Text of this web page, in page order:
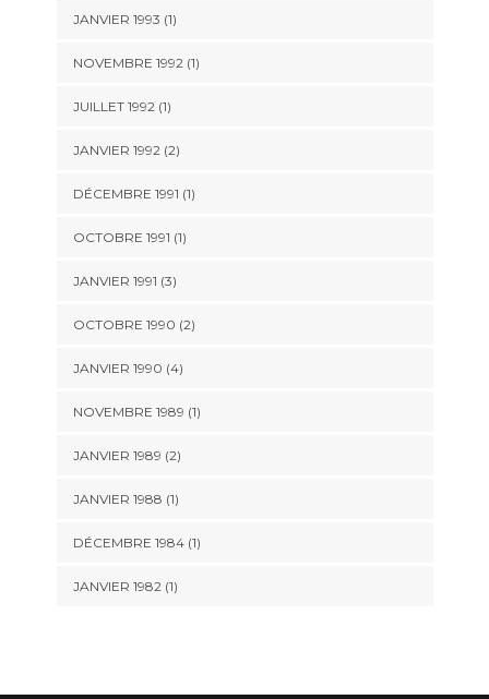
JANVIER 1993 (1)
NOVEMBRE 1992 (1)
JUILLET 1992 (1)
JANVIER 1992 (2)
DÉCEMBRE 1991 (1)
OCTOBRE 1991 (1)
JANVIER 1991 (3)
OCTOBRE 1990 (2)
JANVIER 1990 (4)
NOVEMBRE 1989 (1)
JANVIER 1989 (2)
JANVIER 1988 (1)
DÉCEMBRE 1984 (1)
JANVIER 1982 (1)